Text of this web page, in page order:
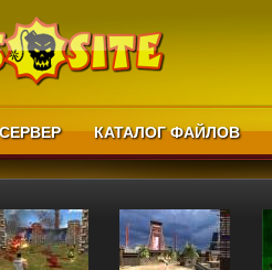
СЕРВЕР КАТАЛОГ ФАЙЛОВ